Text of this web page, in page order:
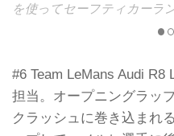
を使ってセーフティカーラ
#6 Team LeMans Audi
担当。オープニングラッ
クラッシュに巻き込まれ